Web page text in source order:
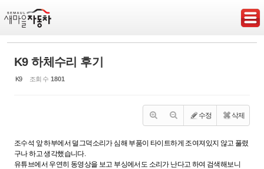
K9 하체수리 후기
K9 조회 수 1801
수정 삭제
조수석 앞 하부에서 덜그덕소리가 심해 부품이 타이트하게 조여져있지 않고 풀렸
구나 하고 생각했습니다.
유튜브에서 우연히 동영상을 보고 부싱에서도 소리가 난다고 하여 검색해보니
Sketchbook5, 스케치북5
Sketchbook5, 스케치북5